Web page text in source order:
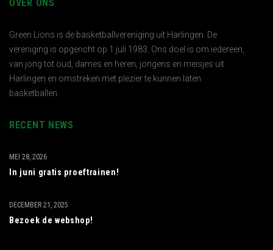
OVER ONS
Green Lions is de basketballvereniging uit Harlingen. De
vereniging is opgericht op 1 juli 1983. Ons doel is om iedereen,
van jong tot oud, dames en heren, jongens en meisjes uit
Harlingen en omstreken met plezier te kunnen laten
basketballen.
RECENT NEWS
In juni gratis proeftrainen!
MEI 28, 2026
Bezoek de webshop!
DECEMBER 21, 2025